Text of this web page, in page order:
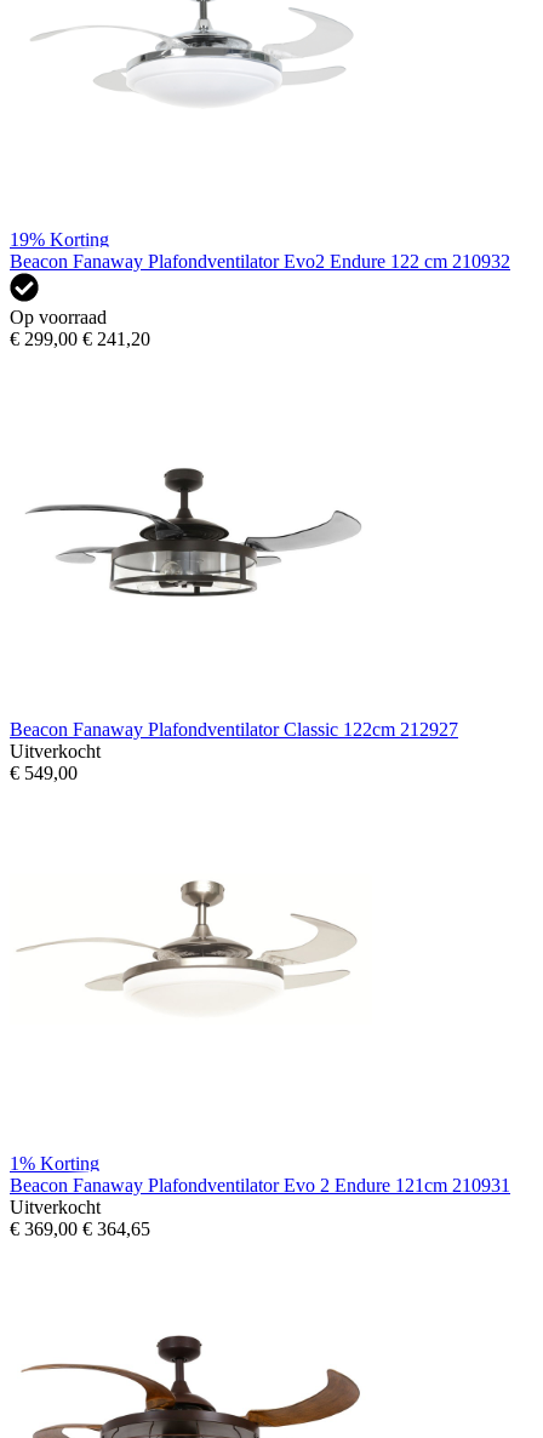
19% Korting
Beacon Fanaway Plafondventilator Evo2 Endure 122 cm 210932
Op voorraad
€ 299,00 € 241,20
Beacon Fanaway Plafondventilator Classic 122cm 212927
Uitverkocht
€ 549,00
1% Korting
Beacon Fanaway Plafondventilator Evo 2 Endure 121cm 210931
Uitverkocht
€ 369,00 € 364,65